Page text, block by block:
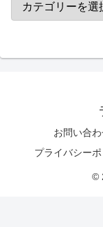
お問い合
プライバシー
©